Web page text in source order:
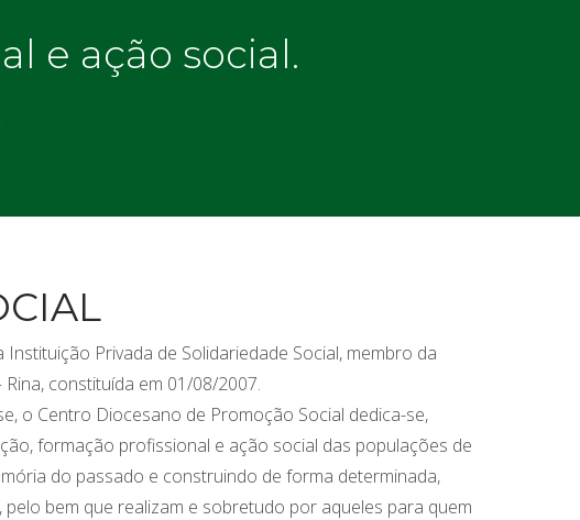
e ação social.
Privada de Solidariedade Social, membro da
constituída em 01/08/2007.
o Centro Diocesano de Promoção Social dedica-se,
formação profissional e ação social das populações de
do passado e construindo de forma determinada,
bem que realizam e sobretudo por aqueles para quem